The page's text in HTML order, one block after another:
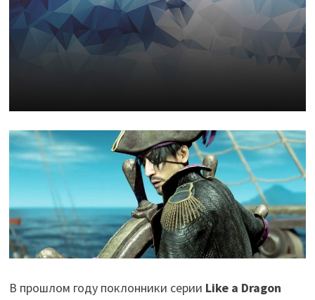
В прошлом году поклонники серии Like a Dragon